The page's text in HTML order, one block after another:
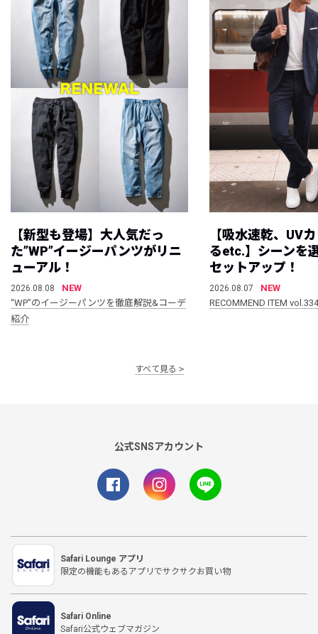
【新型も登場】大人気だっ
た”WP”イージーパンツがリニ
ューアル！
2026.08.08
NEW
“WP”のイージーパンツを徹底解説&コーデ
紹介
【吸水速乾、UV
るetc.】シーンを
セットアップ！
2026.08.07
NEW
RECOMMEND ITEM vol.334
すべて見る
公式SNSアカウント
Safari Lounge アプリ
限定の機能もあるアプリでサクサクお買い物
Safari Online
Safari公式ウェブマガジン